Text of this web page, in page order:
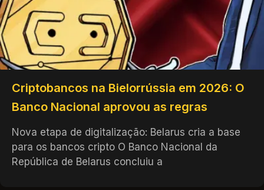
Criptobancos na Bielorrússia em 2026: O
Banco Nacional aprovou as regras
Nova etapa de digitalização: Belarus cria a base
para os bancos cripto O Banco Nacional da
República de Belarus concluiu a